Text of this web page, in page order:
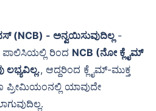
(NCB) - ಅನ್ವಯಿಸುವುದಿಲ್ಲ -
ರಿಂದ NCB (ನೋ ಕ್ಲೈಮ್
, ಆದ್ದರಿಂದ ಕ್ಲೈಮ್-ಮುಕ್ತ
ಯಾವುದೇ